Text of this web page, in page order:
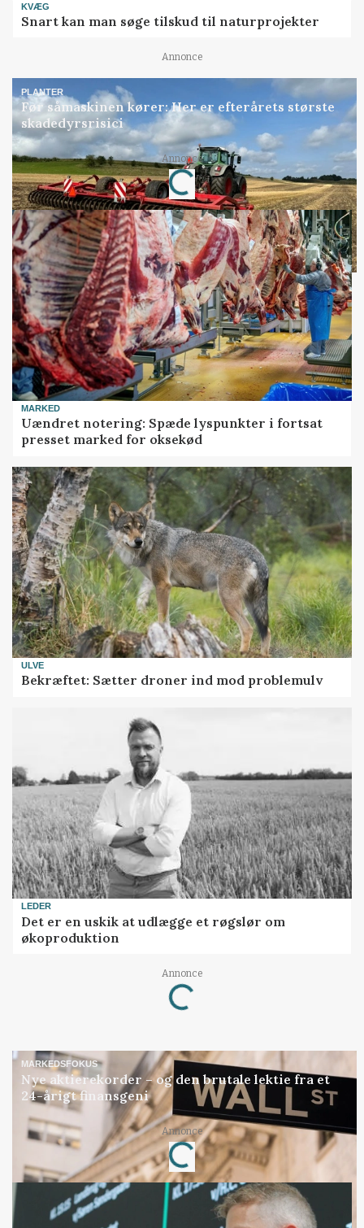
KVÆG
Snart kan man søge tilskud til naturprojekter
Annonce
PLANTER
Før såmaskinen kører: Her er efterårets største
skadedyrsrisici
Annonce
Loading...
MARKED
Uændret notering: Spæde lyspunkter i fortsat
presset marked for oksekød
ULVE
Bekræftet: Sætter droner ind mod problemulv
LEDER
Det er en uskik at udlægge et røgslør om
økoproduktion
Annonce
Loading...
MARKEDSFOKUS
Nye aktierekorder – og den brutale lektie fra et
24-årigt finansgeni
Annonce
Loading...